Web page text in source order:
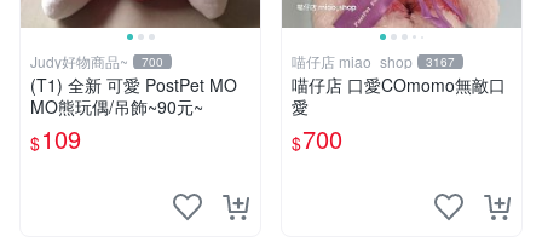
Judy好物商品~ 700
(T1) 全新 可愛 PostPet MO
MO熊玩偶/吊飾~90元~
$109
喵仔店 miao_shop 3167
喵仔店 口愛COmomo無敵口
愛
$700